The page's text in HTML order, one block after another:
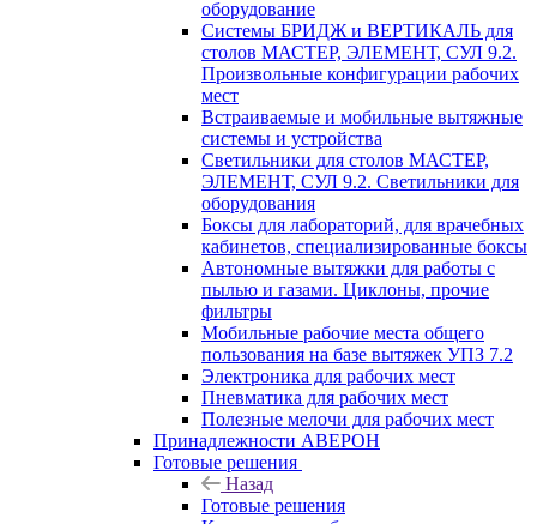
оборудование
Системы БРИДЖ и ВЕРТИКАЛЬ для
столов МАСТЕР, ЭЛЕМЕНТ, СУЛ 9.2.
Произвольные конфигурации рабочих
мест
Встраиваемые и мобильные вытяжные
системы и устройства
Светильники для столов МАСТЕР,
ЭЛЕМЕНТ, СУЛ 9.2. Светильники для
оборудования
Боксы для лабораторий, для врачебных
кабинетов, специализированные боксы
Автономные вытяжки для работы с
пылью и газами. Циклоны, прочие
фильтры
Мобильные рабочие места общего
пользования на базе вытяжек УПЗ 7.2
Электроника для рабочих мест
Пневматика для рабочих мест
Полезные мелочи для рабочих мест
Принадлежности АВЕРОН
Готовые решения
Назад
Готовые решения